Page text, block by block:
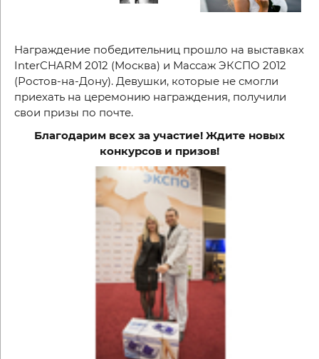
Награждение победительниц прошло на выставках
InterCHARM 2012 (Москва) и Массаж ЭКСПО 2012
(Ростов-на-Дону). Девушки, которые не смогли
приехать на церемонию награждения, получили
свои призы по почте.
Благодарим всех за участие! Ждите новых
конкурсов и призов!